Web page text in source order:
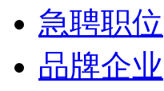
急聘职位
品牌企业